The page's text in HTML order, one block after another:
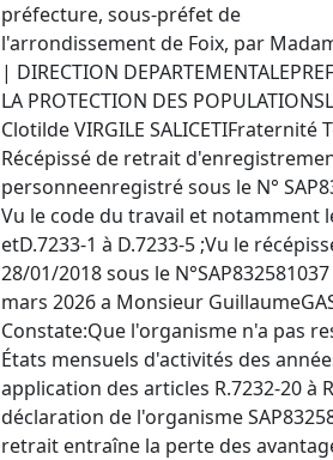
préfecture, sous-préfet de
l'arrondissement de Foix, par
| DIRECTION
LA PROTECTION DES
Clotilde VIRGILE
Récépissé de retrait
personneenregistré sous le N°
Vu le code du travail et notamment
etD.7233-1 à D.7233-5 ;Vu le
28/01/2018 sous le
mars 2026 a Monsieur
Constate:Que l'organisme n'a pas
États mensuels d'activités des
application des articles R.7232-20 à
déclaration de l'organisme
retrait entraîne la perte des